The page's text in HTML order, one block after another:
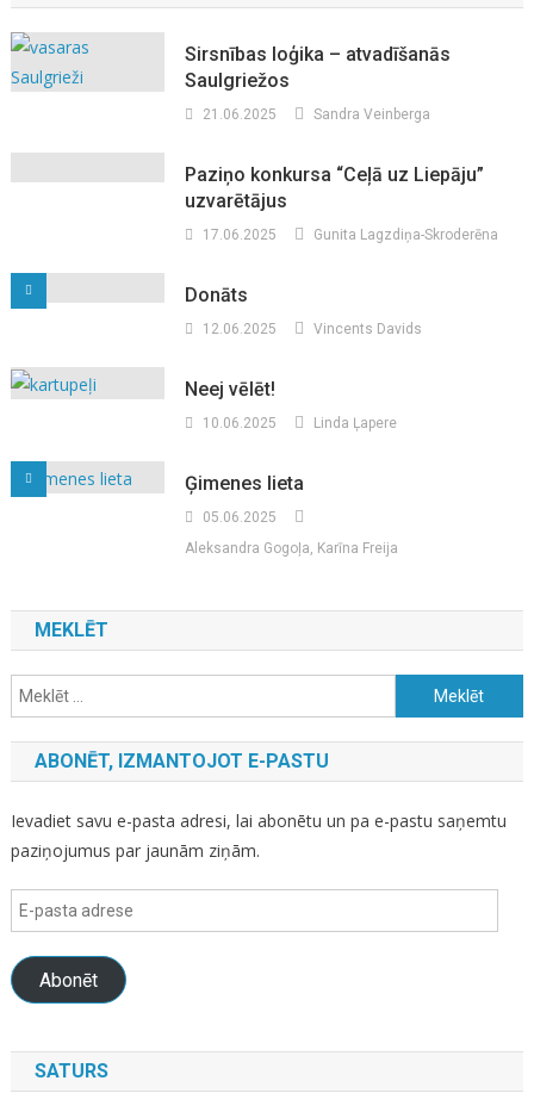
Sirsnības loģika – atvadīšanās
Saulgriežos
21.06.2025 Sandra Veinberga
Paziņo konkursa “Ceļā uz Liepāju”
uzvarētājus
17.06.2025 Gunita Lagzdiņa-Skroderēna
Donāts
12.06.2025 Vincents Davids
Neej vēlēt!
10.06.2025 Linda Ļapere
Ģimenes lieta
05.06.2025
Aleksandra Gogoļa, Karīna Freija
MEKLĒT
Meklēt:
ABONĒT, IZMANTOJOT E-PASTU
Ievadiet savu e-pasta adresi, lai abonētu un pa e-pastu saņemtu
paziņojumus par jaunām ziņām.
E-
pasta
adrese
Abonēt
SATURS